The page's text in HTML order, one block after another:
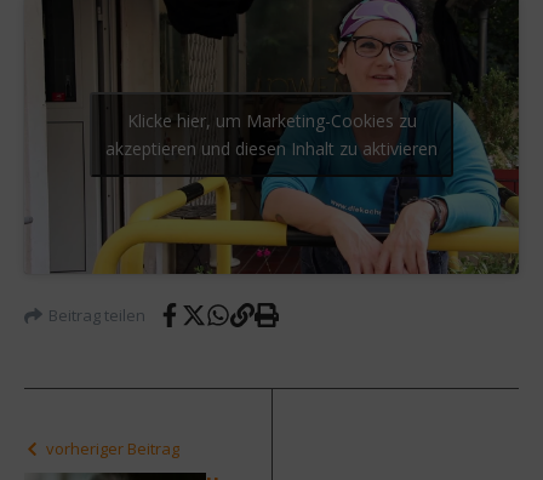
Klicke hier, um Marketing-Cookies zu
akzeptieren und diesen Inhalt zu aktivieren
Beitrag teilen
vorheriger Beitrag